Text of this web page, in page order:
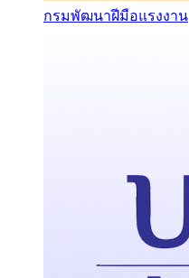
กรมพัฒนาฝีมือแรงงาน